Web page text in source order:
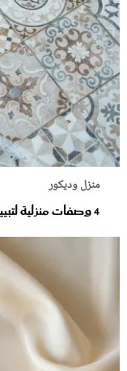
منزل وديكور
4 وصفات منزلية لتبييض الفواصل بين البلاط.. النتائج مضمونة